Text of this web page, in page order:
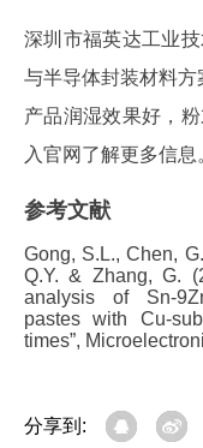
深圳市福英达工业
与半导体封装材料
产品润湿效果好，
入官网了解更多信息
参考文献
Gong, S.L., Chen,
Q.Y. & Zhang, G.
analysis of Sn-
pastes with Cu-
times”,
分享到: